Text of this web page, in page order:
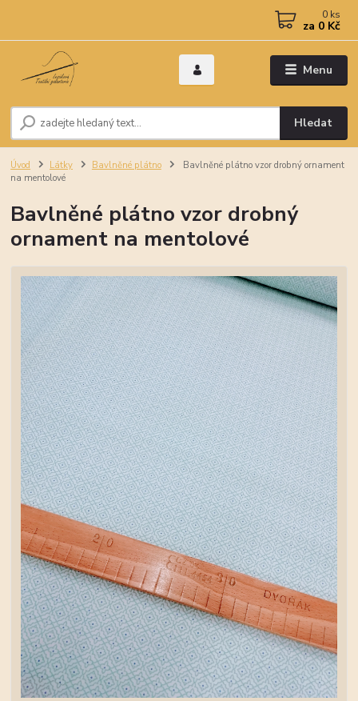
Menu
Hledat
0 ks
za 0 Kč
Úvod Látky Bavlněné plátno
Bavlněné plátno vzor drobný ornament
na mentolové
Bavlněné plátno vzor drobný
ornament na mentolové